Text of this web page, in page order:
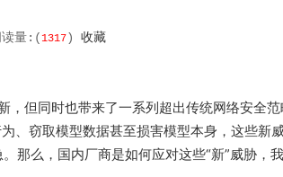
读量:(1317) 收藏
，但同时也带来了一系列超出传统网络安全
、窃取模型数据甚至损害模型本身，这些新
那么，国内厂商是如何应对这些“新”威胁，